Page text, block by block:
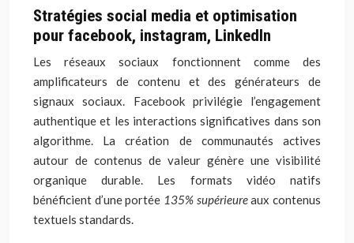
Stratégies social media et optimisation
pour facebook, instagram, LinkedIn
Les réseaux sociaux fonctionnent comme des
amplificateurs de contenu et des générateurs de
signaux sociaux. Facebook privilégie l’engagement
authentique et les interactions significatives dans son
algorithme. La création de communautés actives
autour de contenus de valeur génère une visibilité
organique durable. Les formats vidéo natifs
bénéficient d’une portée 135% supérieureaux contenus
textuels standards.